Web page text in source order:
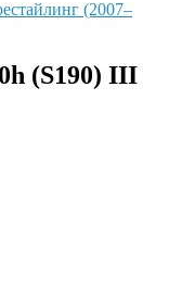
(S190) III